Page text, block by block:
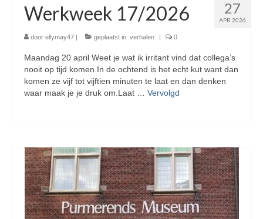
27
APR 2026
Werkweek 17/2026
door ellymay47 | geplaatst in: verhalen | 0
Maandag 20 april Weet je wat ik irritant vind dat collega’s
nooit op tijd komen.In de ochtend is het echt kut want dan
komen ze vijf tot vijftien minuten te laat en dan denken
waar maak je je druk om.Laat … Vervolgd